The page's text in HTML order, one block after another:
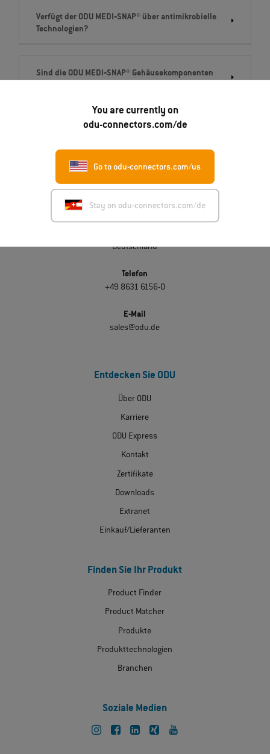
You are currently on
odu-connectors.com/de
Go to odu-connectors.com/us
Stay on odu-connectors.com/de
Verfügt der ODU MEDI‐SNAP® über antimikrobielle
Technologien?
Sind die ODU MEDI‐SNAP® Gehäusekomponenten
Kontakt
ODU GmbH & Co. KG
Pregelstraße 11
Deutschland
Telefon
+49 8631 6156-0
E-Mail
sales@odu.de
Entdecken Sie ODU
Über ODU
Karriere
ODU Express
Kontakt
Zertifikate
Downloads
Extranet
Einkauf/Lieferanten
Finden Sie Ihr Produkt
Product Finder
Product Matcher
Produkte
Produkttechnologien
Branchen
Soziale Medien